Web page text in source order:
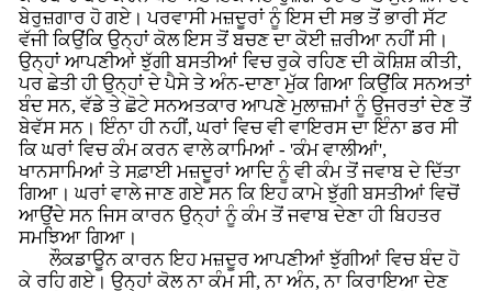
ਬੇਰੁਜ਼ਗਾਰ ਹੋ ਗਏ। ਪਰਵਾਸੀ ਮਜ਼ਦੂਰਾਂ ਨੂੰ ਇਸ ਦੀ ਸਭ ਤੋਂ ਭਾਰੀ ਸੱਟ
ਵੱਜੀ ਕਿਉਂਕਿ ਉਨ੍ਹਾਂ ਕੋਲ ਇਸ ਤੋਂ ਬਚਣ ਦਾ ਕੋਈ ਜ਼ਰੀਆ ਨਹੀਂ ਸੀ।
ਉਨ੍ਹਾਂ ਆਪਣੀਆਂ ਝੁੱਗੀ ਬਸਤੀਆਂ ਵਿਚ ਰੁਕੇ ਰਹਿਣ ਦੀ ਕੋਸ਼ਿਸ਼ ਕੀਤੀ,
ਪਰ ਛੇਤੀ ਹੀ ਉਨ੍ਹਾਂ ਦੇ ਪੈਸੇ ਤੇ ਅੰਨ-ਦਾਣਾ ਮੁੱਕ ਗਿਆ ਕਿਉਂਕਿ ਸਨਅਤਾਂ
ਬੰਦ ਸਨ, ਵੱਡੇ ਤੇ ਛੋਟੇ ਸਨਅਤਕਾਰ ਆਪਣੇ ਮੁਲਾਜ਼ਮਾਂ ਨੂੰ ਉਜਰਤਾਂ ਦੇਣ ਤੋਂ
ਬੇਵੱਸ ਸਨ। ਇੰਨਾ ਹੀ ਨਹੀਂ, ਘਰਾਂ ਵਿਚ ਵੀ ਵਾਇਰਸ ਦਾ ਇੰਨਾ ਡਰ ਸੀ
ਕਿ ਘਰਾਂ ਵਿਚ ਕੰਮ ਕਰਨ ਵਾਲੇ ਕਾਮਿਆਂ - 'ਕੰਮ ਵਾਲੀਆਂ',
ਖਾਨਸਾਮਿਆਂ ਤੇ ਸਫ਼ਾਈ ਮਜ਼ਦੂਰਾਂ ਆਦਿ ਨੂੰ ਵੀ ਕੰਮ ਤੋਂ ਜਵਾਬ ਦੇ ਦਿੱਤਾ
ਗਿਆ। ਘਰਾਂ ਵਾਲੇ ਜਾਣ ਗਏ ਸਨ ਕਿ ਇਹ ਕਾਮੇ ਝੁੱਗੀ ਬਸਤੀਆਂ ਵਿਚੋਂ
ਆਉਂਦੇ ਸਨ ਜਿਸ ਕਾਰਨ ਉਨ੍ਹਾਂ ਨੂੰ ਕੰਮ ਤੋਂ ਜਵਾਬ ਦੇਣਾ ਹੀ ਬਿਹਤਰ
ਸਮਝਿਆ ਗਿਆ।
ਲੌਕਡਾਊਨ ਕਾਰਨ ਇਹ ਮਜ਼ਦੂਰ ਆਪਣੀਆਂ ਝੁੱਗੀਆਂ ਵਿਚ ਬੰਦ ਹੋ
ਕੇ ਰਹਿ ਗਏ। ਉਨ੍ਹਾਂ ਕੋਲ ਨਾ ਕੰਮ ਸੀ, ਨਾ ਅੰਨ, ਨਾ ਕਿਰਾਇਆ ਦੇਣ